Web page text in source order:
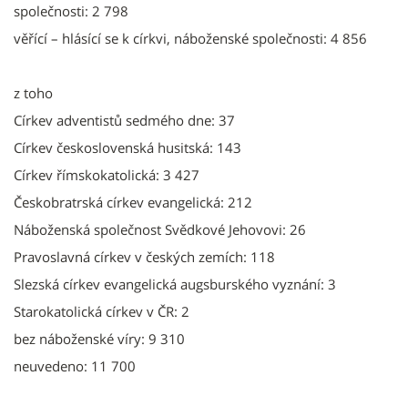
společnosti: 2 798
věřící – hlásící se k církvi, náboženské společnosti: 4 856
z toho
Církev adventistů sedmého dne: 37
Církev československá husitská: 143
Církev římskokatolická: 3 427
Českobratrská církev evangelická: 212
Náboženská společnost Svědkové Jehovovi: 26
Pravoslavná církev v českých zemích: 118
Slezská církev evangelická augsburského vyznání: 3
Starokatolická církev v ČR: 2
bez náboženské víry: 9 310
neuvedeno: 11 700